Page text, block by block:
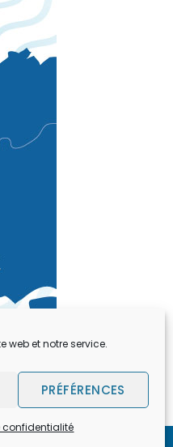
web et notre service.
PRÉFÉRENCES
confidentialité